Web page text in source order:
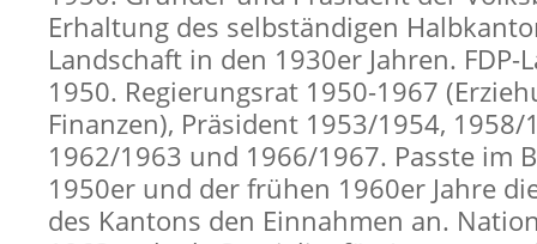
Erhaltung des selbständigen
Landschaft in den 1930er Jahren. FDP-
1950. Regierungsrat 1950-1967
Finanzen), Präsident 1953/1954, 1958/
1962/1963 und 1966/1967. Passte im
1950er und der frühen 1960er Jahre
des Kantons den Einnahmen an.